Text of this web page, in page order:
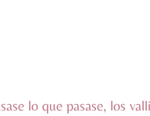
lo que pasase, los